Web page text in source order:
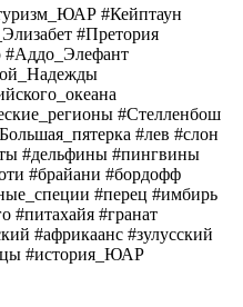
#Кейптаун
#Претория
#Аддо_Элефант
#Стелленбош
#лев #слон
#дельфины #пингвины
#брайани #бордофф
#перец #имбирь
#питахайя #гранат
#африкаанс #зулусский
#история_ЮАР